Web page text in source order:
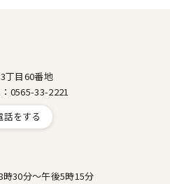
丁目60番地
0565-33-2221
話をする
30分～午後5時15分